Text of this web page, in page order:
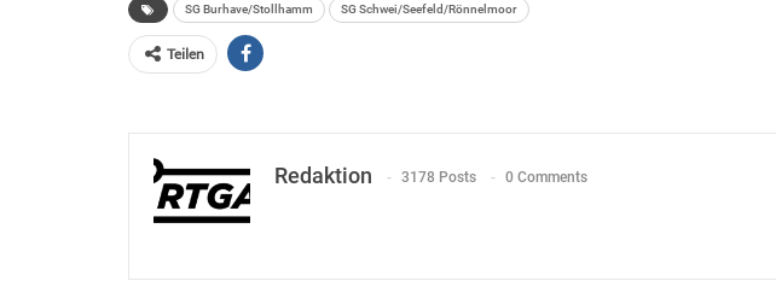
SG Burhave/Stollhamm SG Schwei/Seefeld/Rönnelmoor
Teilen
Redaktion 3178 Posts 0 Comments